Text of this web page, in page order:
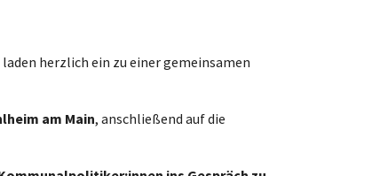
laden herzlich ein zu einer gemeinsamen
am Main, anschließend auf die